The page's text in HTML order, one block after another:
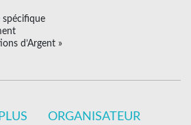
spécifique
d’Argent »
ORGANISATEUR